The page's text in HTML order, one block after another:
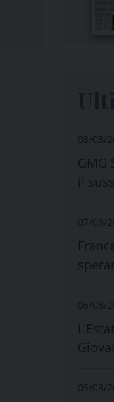
08/08/
GMG
il
07/08/
06/08/
05/08/